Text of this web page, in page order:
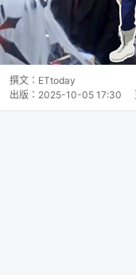
撰文： ETtoday
出版： 2025-10-05 17:30